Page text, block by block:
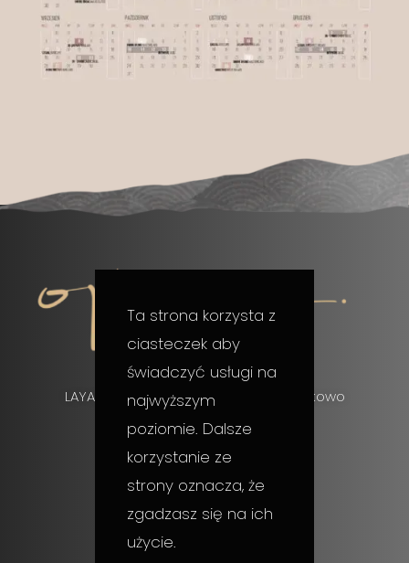
LAYAR, ul. Gruszkowa 13, 72-003 Wołczkowo
+48 510 113 730
hello@layarpmu.com
Ta strona korzysta z
ciasteczek aby
świadczyć usługi na
najwyższym
poziomie. Dalsze
korzystanie ze
strony oznacza, że
zgadzasz się na ich
użycie.